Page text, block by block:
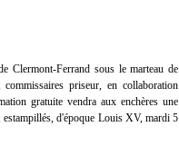
Clermont-Ferrand sous le marteau de
priseur, en collaboration
gratuite vendra aux enchères une
d'époque Louis XV, mardi 5